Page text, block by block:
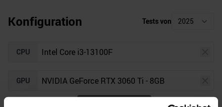
Konfiguration Tests von
CPU
GPU